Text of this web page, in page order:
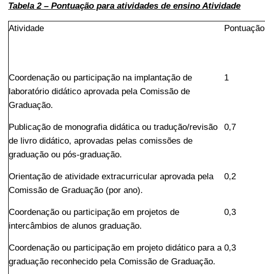
Tabela 2 – Pontuação para atividades de ensinoAtividade
Atividade Pontuação
Coordenação ou participação na implantação de
laboratório didático aprovada pela Comissão de
Graduação.
1
Publicação de monografia didática ou tradução/revisão
de livro didático, aprovadas pelas comissões de
graduação ou pós-graduação.
0,7
Orientação de atividade extracurricular aprovada pela
Comissão de Graduação (por ano).
0,2
Coordenação ou participação em projetos de
intercâmbios de alunos graduação.
0,3
Coordenação ou participação em projeto didático para a
graduação reconhecido pela Comissão de Graduação.
0,3